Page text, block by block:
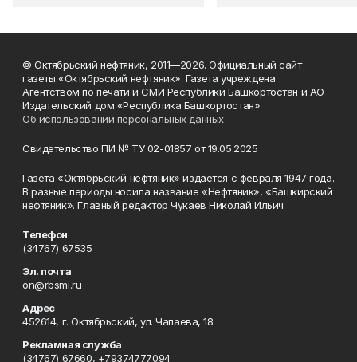
© Октябрьский нефтяник, 2011—2026. Официальный сайт
газеты «Октябрьский нефтяник». Газета учреждена
Агентством по печати и СМИ Республики Башкортостан и АО
Издательский дом «Республика Башкортостан»
Об использовании персональных данных
Свидетельство ПИ № ТУ 02-01857 от 19.05.2025
Газета «Октябрьский нефтяник» издается с февраля 1947 года.
В разные периоды носила название «Нефтяник», «Башкирский
нефтяник». Главный редактор Чукаев Николай Ильич
Телефон
(34767) 67535
Эл. почта
on@rbsmi.ru
Адрес
452614, г. Октябрьский, ул. Чапаева, 18
Рекламная служба
(34767) 67660, +79374777094